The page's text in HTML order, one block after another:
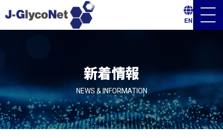
EN
ニ
ュ
新着情報
NEWS & INFORMATION